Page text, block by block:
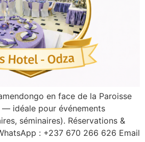
en face de la Paroisse
— idéale pour événements
séminaires). Réservations &
: +237 670 266 626 Email